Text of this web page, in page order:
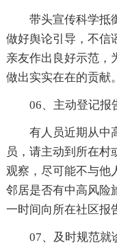
带头宣传科学抵
做好舆论引导，不信
亲友作出良好示范，
做出实实在在的贡献。
06、主动登记报
有人员近期从中
员，请主动到所在村
观察，尽可能不与他
邻居是否有中高风险
一时间向所在社区报
07、及时规范就